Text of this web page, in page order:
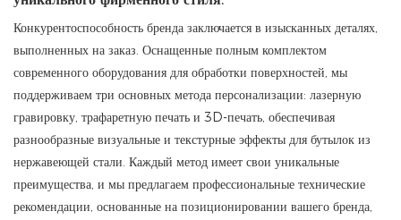
Конкурентоспособность бренда заключается в изысканных деталях,
выполненных на заказ. Оснащенные полным комплектом
современного оборудования для обработки поверхностей, мы
поддерживаем три основных метода персонализации: лазерную
гравировку, трафаретную печать и 3D-печать, обеспечивая
разнообразные визуальные и текстурные эффекты для бутылок из
нержавеющей стали. Каждый метод имеет свои уникальные
преимущества, и мы предлагаем профессиональные технические
рекомендации, основанные на позиционировании вашего бренда,